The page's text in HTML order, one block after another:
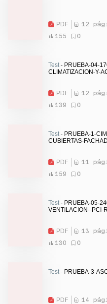
PDF
12
155
0
Test - PRUEBA-04-
CLIMATIZACION-Y-
PDF
12
139
0
Test - PRUEBA-1-
CUBIERTAS-
PDF
11
159
0
Test - PRUEBA-05-
VENTILACION--PCI-
PDF
13
130
0
Test - PRUEBA-3-
PDF
14